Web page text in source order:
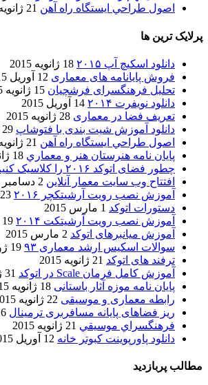
اصول طراحي ایستگاه راه آهن 21 ژانویه 2015
پرلایک ترین ها
دانلود اسکیچ آپ ۲۰۱۵
18 ژانویه 2015
فروش پایانامه های معماری 12 آوریل 2015
تحلیل فرهنگسرای فرشچیان 15 ژانویه 2015
دانلود نویفرت ۲۰۱۴
14 آوریل 2015
تعریف فضا در معماری 28 ژانویه 2015
دانلود آموزش شیت بندی با فتوشاپ 29 ژوئن 2015
اصول طراحي ایستگاه راه آهن 21 ژانویه 2015
پایان نامه هنرستان هنر و معماري 18 ژانویه 2015
چطور فضای اتوکد ۲۰۱۶ را کلاسیک کنیم؟
افتتاح وب سایت معمار آنلاین 2 دسامبر 2014
آموزش نصب رویت آرشیتکچر ۲۰۱۶
23 می 2015
دستورات اتوکد 1 مارس 2015
آموزش نصب رویت آرشیتکت ۲۰۱۴
19 ژانویه 2015
آموزش میانبرهای اتوکد 2 مارس 2015
سوالات اسکیس ارشد معماری ۹۳
19 ژوئن 2015
ترفند های اتوکد 21 ژانویه 2015
آموزش کامل فرمان Scale در اتوکد
31 ژانویه 2016
پایان نامه موزه آثار باستانی 18 ژانویه 2015
رابطه معماری و موسیقی 22 ژانویه 2015
ریز فضاهای پایانه مسافربری ترمینال 6 آوریل 2015
فرهنگسراي موسيقي 21 ژانویه 2015
دانلود پاورپوینت کبوتر خانه 12 آوریل 2015
مطالب پربازدید